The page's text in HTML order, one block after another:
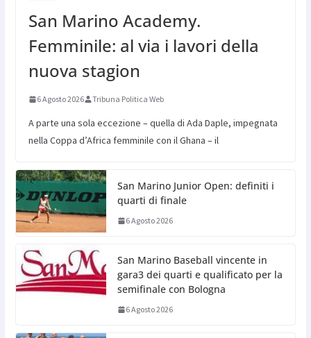
San Marino Academy.
Femminile: al via i lavori della
nuova stagion
6 Agosto 2026 Tribuna Politica Web
A parte una sola eccezione – quella di Ada Daple, impegnata
nella Coppa d’Africa femminile con il Ghana – il
San Marino Junior Open: definiti i
quarti di finale
6 Agosto 2026
San Marino Baseball vincente in
gara3 dei quarti e qualificato per la
semifinale con Bologna
6 Agosto 2026